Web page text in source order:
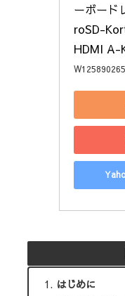
ーボード
roSD-
HDMI A-
W125890265
はじめに